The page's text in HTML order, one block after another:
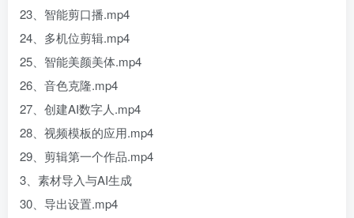
23、智能剪口播.mp4
24、多机位剪辑.mp4
25、智能美颜美体.mp4
26、音色克隆.mp4
27、创建AI数字人.mp4
28、视频模板的应用.mp4
29、剪辑第一个作品.mp4
3、素材导入与AI生成
30、导出设置.mp4